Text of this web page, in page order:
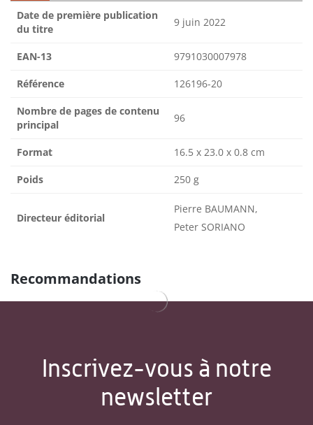
Date de première publication
du titre
9 juin 2022
EAN-13 9791030007978
Référence 126196-20
Nombre de pages de contenu
principal
96
Format 16.5 x 23.0 x 0.8 cm
Poids 250 g
Directeur éditorial
Pierre BAUMANN,
Peter SORIANO
Recommandations
Inscrivez-vous à notre
newsletter